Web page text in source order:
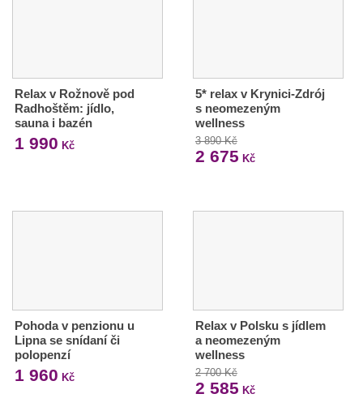
Relax v Rožnově pod
Radhoštěm: jídlo,
sauna i bazén
1 990 Kč
5* relax v Krynici-Zdrój
s neomezeným
wellness
3 890 Kč
2 675 Kč
Pohoda v penzionu u
Lipna se snídaní či
polopenzí
1 960 Kč
Relax v Polsku s jídlem
a neomezeným
wellness
2 700 Kč
2 585 Kč